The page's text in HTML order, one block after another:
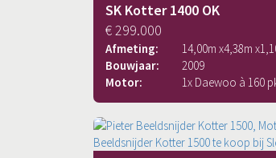
SK Kotter 1400 OK
€ 299.000
Afmeting: 14,00m x4,38m x
Bouwjaar:
2009
Motor:
1x Daewoo à 160